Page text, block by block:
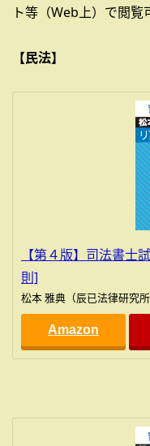
ト等（Web上）で閲覧
【民法】
【第４版】司法書
則]
松本 雅典（辰已法律研究
Amazon